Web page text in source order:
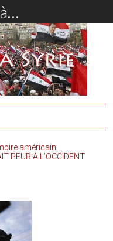
américain
PEUR A L’OCCIDENT